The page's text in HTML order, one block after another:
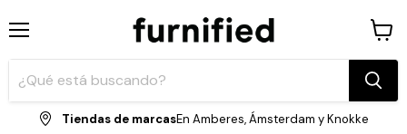
Tiendas de marcasEn Amberes, Ámsterdam y Knokke